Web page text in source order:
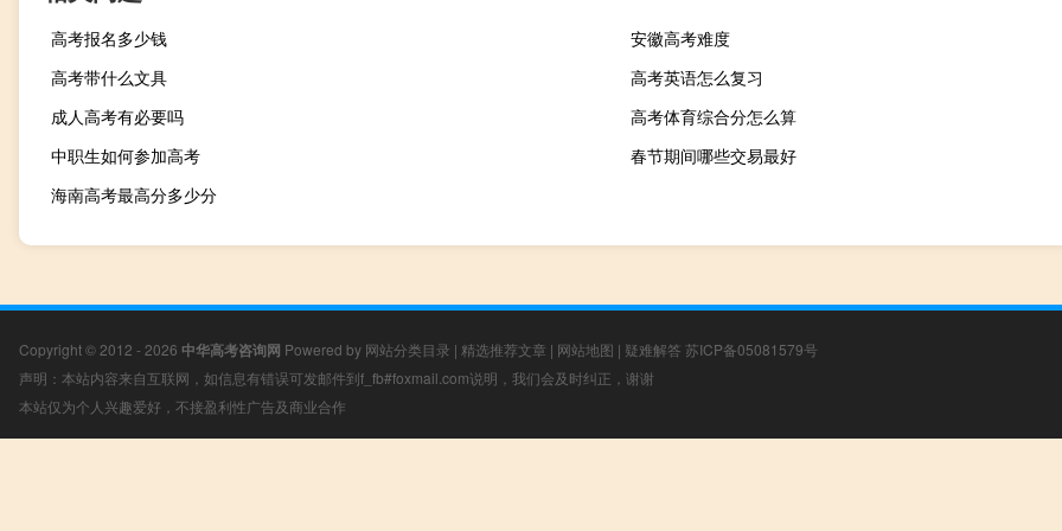
高考报名多少钱
安徽高考难度
高考带什么文具
高考英语怎么复习
成人高考有必要吗
高考体育综合分怎么算
中职生如何参加高考
春节期间哪些交易最好
海南高考最高分多少分
Copyright © 2012 - 2026 中华高考咨询网 Powered by 网站分类目录 | 精选推荐文章 | 网站地图 | 疑难解答 苏ICP备05081579号
声明：本站内容来自互联网，如信息有错误可发邮件到f_fb#foxmail.com说明，我们会及时纠正，谢谢
本站仅为个人兴趣爱好，不接盈利性广告及商业合作